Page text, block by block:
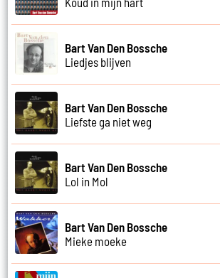
Bart Van Den Bossche
Liedjes blijven
Bart Van Den Bossche
Liefste ga niet weg
Bart Van Den Bossche
Lol in Mol
Bart Van Den Bossche
Mieke moeke